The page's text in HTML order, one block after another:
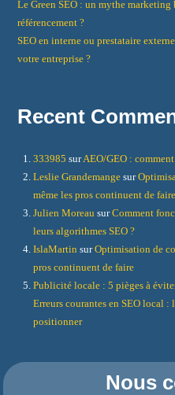
Le Green SEO : un mythe
référencement ?
SEO en interne ou prestataire
votre entreprise ?
Recent
333985 surAEO/GEO :
Leslie Grandemange sur
même les pros continuent de faire
Julien Moreau surComment
leurs algorithmes SEO ?
IslaMartin surOptimisation de
pros continuent de faire
Publicité locale : 5 pièges à
Erreurs courantes en SEO local :
positionner
Nous